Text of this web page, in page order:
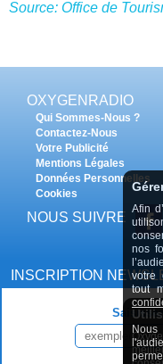
Source: Office de
OXYGENRADIO
Qui Sommes-Nous ?
Contactez-Nous
Votre Publicité
Mentions Légales
Données Personnelles
Cookies
NOUS SUIVRE
INSCRIPTION
Afin
nos
votre
tout